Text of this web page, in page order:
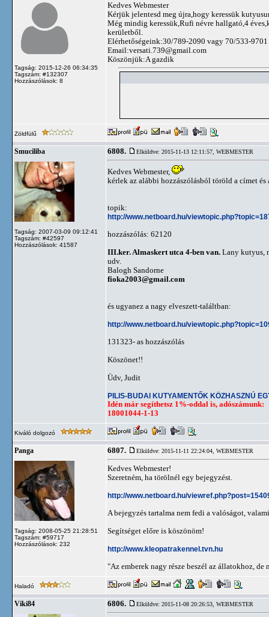
Tagság: 2015-12-26 06:34:35
Tagszám: #132307
Hozzászólások: 8
Kedves Webmester
Kérjük jelentesd meg újra,hogy keressük
Még mindig keressük,Rufi névre hallgató,4
kerületből.
Elérhetőségeink:30/789-2090 vagy 70/533-9701
Email:versati.739@gmail.com
Köszönjük:A gazdik
Zöldfülű
Smuciliba
Tagság: 2007-03-09 09:12:41
Tagszám: #42597
Hozzászólások: 41587
6808. Elküldve: 2015-11-13 12:11:57, WEBMESTER
Kedves Webmester,
kérlek az alábbi hozzászólásból töröld a címet és
topik:
http://www.netboard.hu/
hozzászólás: 62120
III.ker. Almaskert utca 4-ben van. Lany kutyus,
udv.
Balogh Sandorne
fioka2003@gmail.com
és ugyanez a nagy elveszett-találtban:
http://www.netboard.hu/
131323- as hozzászólás
Köszönet!!
Üdv, Judit
PILIS-BUDAI KUTYAMENTŐK KÖZHASZNÚ
Idén már segíthetsz 1%-oddal is, adószámunk:
18001044-1-13
Kiváló dolgozó
Panga
Tagság: 2008-05-25 21:28:51
Tagszám: #59717
Hozzászólások: 232
6807. Elküldve: 2015-11-11 22:24:04, WEBMESTER
Kedves Webmester!
Szeretném, ha törölnél egy bejegyzést.
http://www.netboard.hu/
A bejegyzés tartalma nem fedi a valóságot,
Segítséget előre is köszönöm!
http://www.kleopatrakennel.tvn.hu
"Az emberek nagy része beszél az állatokhoz,
Haladó
Viki84 6806. Elküldve: 2015-11-08 20:26:53, WEBMESTER